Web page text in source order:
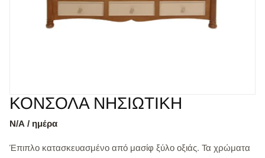
ΚΟΝΣΟΛΑ ΝΗΣΙΩΤΙΚΗ
Ν/Α / ημέρα
Έπιπλο κατασκευασμένο από μασίφ ξύλο οξιάς. Τα χρώματα